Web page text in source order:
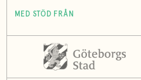
MED STÖD FRÅN